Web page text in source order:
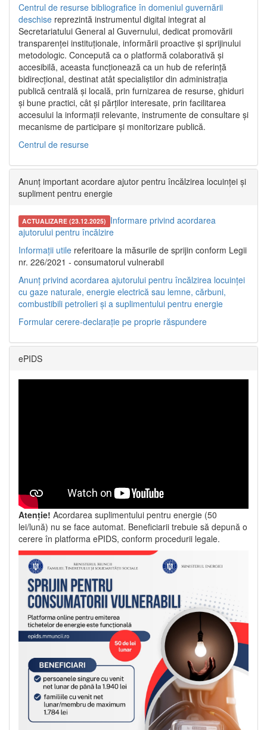
Centrul de resurse bibliografice în domeniul guvernării
deschise reprezintă instrumentul digital integrat al
Secretariatului General al Guvernului, dedicat promovării
transparenței instituționale, informării proactive și sprijinului
metodologic. Concepută ca o platformă colaborativă și
accesibilă, aceasta funcționează ca un hub de referință
bidirecțional, destinat atât specialiștilor din administrația
publică centrală și locală, prin furnizarea de resurse, ghiduri
și bune practici, cât și părților interesate, prin facilitarea
accesului la informații relevante, instrumente de consultare și
mecanisme de participare și monitorizare publică.
Centrul de resurse
Anunț important acordare ajutor pentru încălzirea locuinței și
supliment pentru energie
ACTUALIZARE (23.12.2025) Informare privind acordarea
ajutorului pentru încălzire
Informații utile referitoare la măsurile de sprijin conform Legii
nr. 226/2021 - consumatorul vulnerabil
Anunț privind acordarea ajutorului pentru încălzirea locuinței
cu gaze naturale, energie electrică sau lemne, cărbuni,
combustibili petrolieri și a suplimentului pentru energie
Formular cerere-declarație pe proprie răspundere
ePIDS
Atenție! Acordarea suplimentului pentru energie (50
lei/lună) nu se face automat. Beneficiarii trebuie să depună o
cerere în platforma ePIDS, conform procedurii legale.